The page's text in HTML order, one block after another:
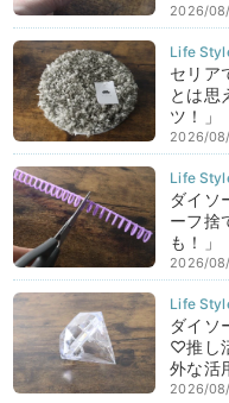
2026/
セリア
とは思
ツ！」
2026/
ダイソ
ーフ捨
も！」
2026/
ダイソ
♡推し
外な活
2026/